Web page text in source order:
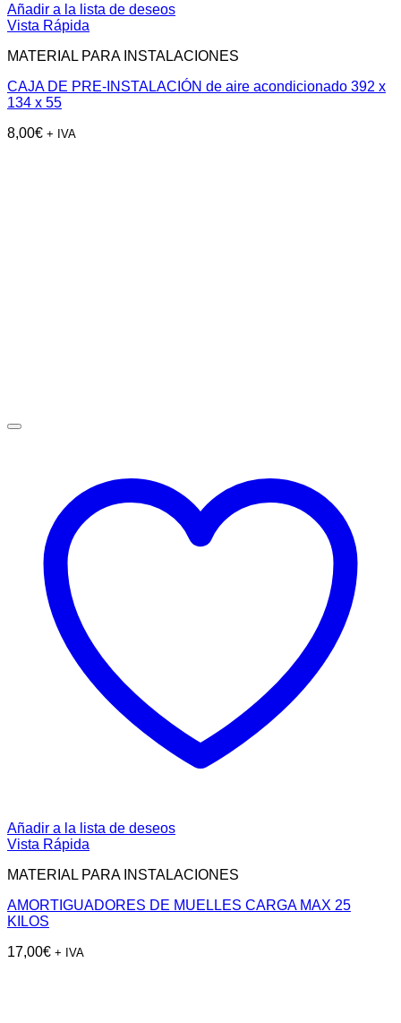
Añadir a la lista de deseos
Vista Rápida
MATERIAL PARA INSTALACIONES
CAJA DE PRE-INSTALACIÓN de aire acondicionado 392 x
134 x 55
8,00€ + IVA
Añadir a la lista de deseos
Vista Rápida
MATERIAL PARA INSTALACIONES
AMORTIGUADORES DE MUELLES CARGA MAX 25
KILOS
17,00€ + IVA